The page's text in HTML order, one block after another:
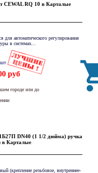
CEWAL RQ 10 в Карталые
для автоматического регулирования
в системах...
руб
городе или до
DN40 (1 1/2 дюйма) ручка
в Карталые
(крепление резьбовое, внутреннее-